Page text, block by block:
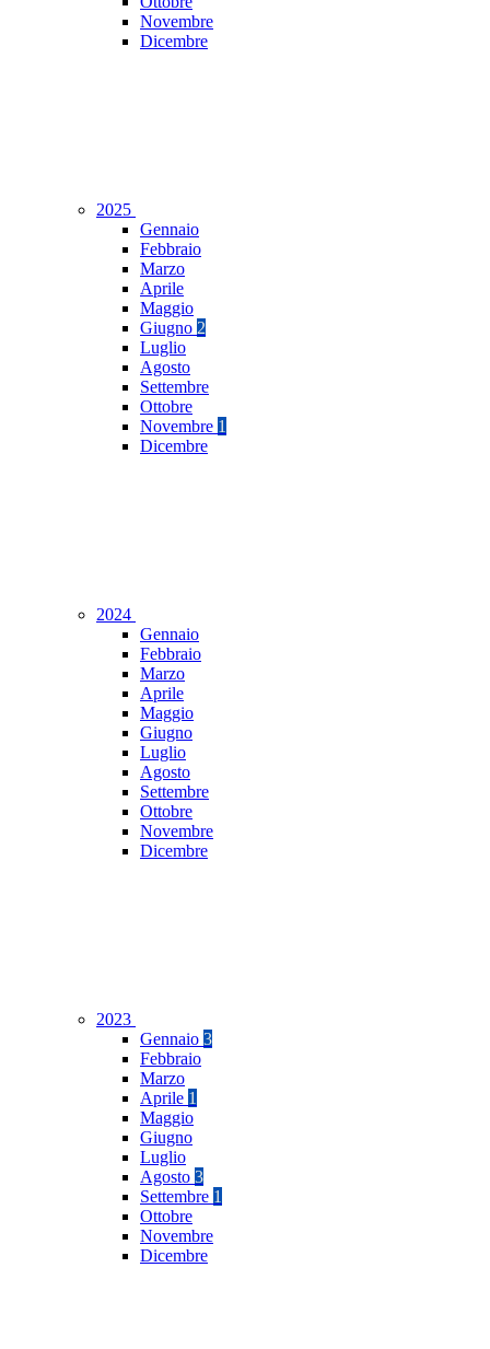
Novembre
Dicembre
2025
Gennaio
Febbraio
Marzo
Aprile
Maggio
Giugno 2
Luglio
Agosto
Settembre
Ottobre
Novembre 1
Dicembre
2024
Gennaio
Febbraio
Marzo
Aprile
Maggio
Giugno
Luglio
Agosto
Settembre
Ottobre
Novembre
Dicembre
2023
Gennaio 3
Febbraio
Marzo
Aprile 1
Maggio
Giugno
Luglio
Agosto 3
Settembre 1
Ottobre
Novembre
Dicembre